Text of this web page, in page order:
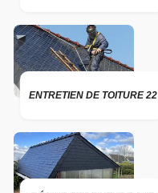
ENTRETIEN DE TOITURE 22